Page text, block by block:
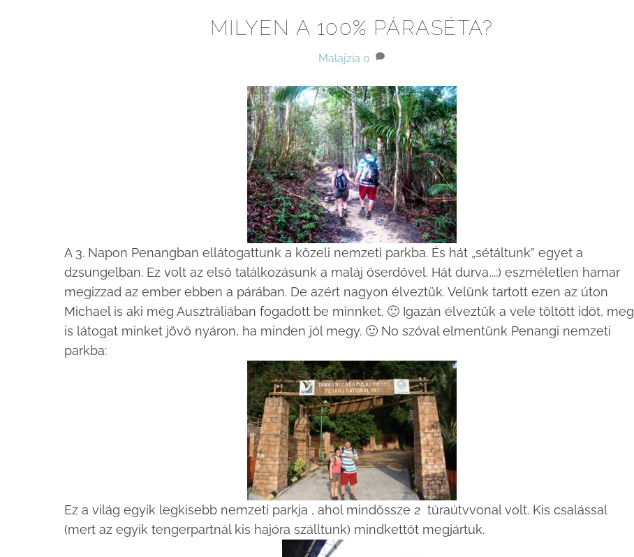
MILYEN A 100% PÁRASÉTA?
Malajzia 0
A 3. Napon Penangban ellátogattunk a közeli nemzeti parkba. És hát „sétáltunk” egyet a
dzsungelban. Ez volt az első találkozásunk a maláj őserdővel. Hát durva,..:) eszméletlen hamar
megizzad az ember ebben a párában. De azért nagyon élveztük. Velünk tartott ezen az úton
Michael is aki még Ausztráliában fogadott be minnket. 🙂 Igazán élveztük a vele töltött időt, meg
is látogat minket jövő nyáron, ha minden jól megy. 🙂 No szóval elmentünk Penangi nemzeti
parkba:
Ez a világ egyik legkisebb nemzeti parkja , ahol mindőssze 2 túraútvvonal volt. Kis csalással
(mert az egyik tengerpartnál kis hajóra szálltunk) mindkettőt megjártuk.